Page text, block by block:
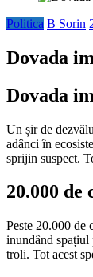
Politica B Sorin
Dovada
Dovada
Un șir de
adânci în
sprijin suspect.
20.000
Peste 20.000 de
inundând spațiul
troli. Tot acest